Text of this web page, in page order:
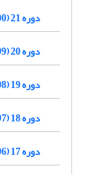
دوره 21 (1400)
دوره 20 (1399)
دوره 19 (1398)
دوره 18 (1397)
دوره 17 (1396)